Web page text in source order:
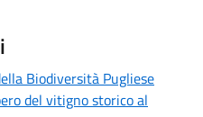
Biodiversità Pugliese
del vitigno storico al